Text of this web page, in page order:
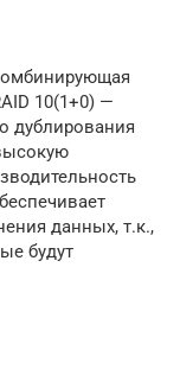
10(1+0) —
дублирования
данных, т.к.,
будут